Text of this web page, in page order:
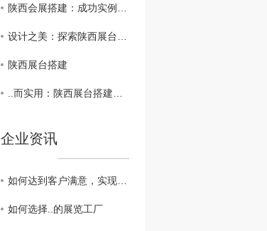
陕西会展搭建：成功实例解析
设计之美：探索陕西展台搭建的艺术价值
陕西展台搭建
..而实用：陕西展台搭建的实用指南
企业资讯
如何达到客户满意，实现长期合作
如何选择..的展览工厂